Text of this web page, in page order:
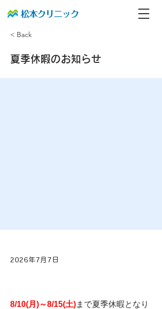
< Back
夏季休暇のお知らせ
2026年7月7日
8/10(月)～8/15(土)まで夏季休暇となり